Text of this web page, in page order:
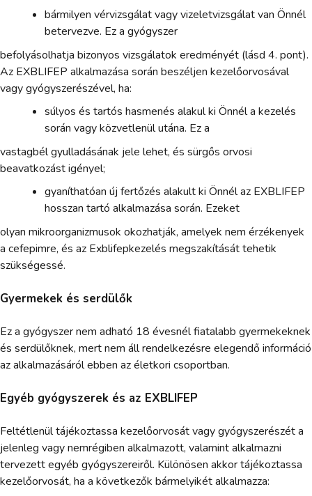
bármilyen vérvizsgálat vagy vizeletvizsgálat van Önnél
betervezve. Ez a gyógyszer
befolyásolhatja bizonyos vizsgálatok eredményét (lásd 4. pont).
Az EXBLIFEP alkalmazása során beszéljen kezelőorvosával
vagy gyógyszerészével, ha:
súlyos és tartós hasmenés alakul ki Önnél a kezelés
során vagy közvetlenül utána. Ez a
vastagbél gyulladásának jele lehet, és sürgős orvosi
beavatkozást igényel;
gyaníthatóan új fertőzés alakult ki Önnél az EXBLIFEP
hosszan tartó alkalmazása során. Ezeket
olyan mikroorganizmusok okozhatják, amelyek nem érzékenyek
a cefepimre, és az Exblifepkezelés megszakítását tehetik
szükségessé.
Gyermekek és serdülők
Ez a gyógyszer nem adható 18 évesnél fiatalabb gyermekeknek
és serdülőknek, mert nem áll rendelkezésre elegendő információ
az alkalmazásáról ebben az életkori csoportban.
Egyéb gyógyszerek és az EXBLIFEP
Feltétlenül tájékoztassa kezelőorvosát vagy gyógyszerészét a
jelenleg vagy nemrégiben alkalmazott, valamint alkalmazni
tervezett egyéb gyógyszereiről. Különösen akkor tájékoztassa
kezelőorvosát, ha a következők bármelyikét alkalmazza: